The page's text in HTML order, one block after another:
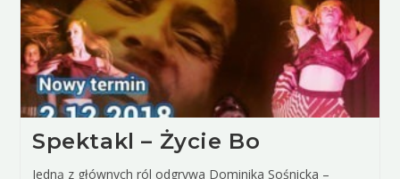
Spektakl – Życie Bo
Jedną z głównych ról odgrywa Dominika Sośnicka –